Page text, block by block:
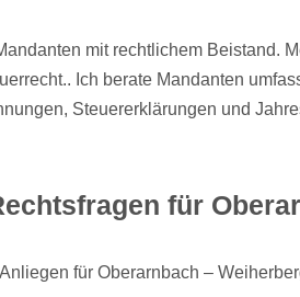
mit rechtlichem Beistand.
Ich berate Mandanten
Steuererklärungen und
für
für Oberarnbach –